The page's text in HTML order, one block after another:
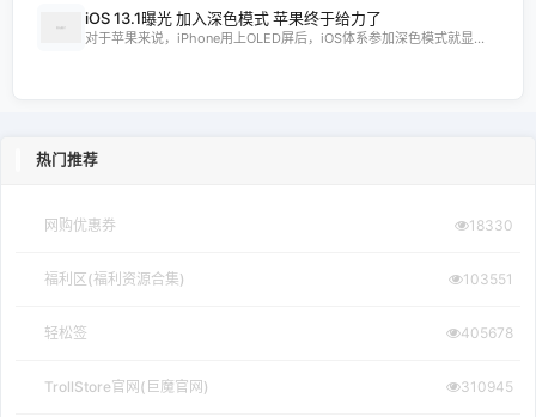
iOS 13.1曝光 加入深色模式 苹果终于给力了
对于苹果来说，iPhone用上OLED屏后，iOS体系参加深色模式就显...
热门推荐
网购优惠券 18330
福利区(福利资源合集) 103551
轻松签 405678
TrollStore官网(巨魔官网) 310945